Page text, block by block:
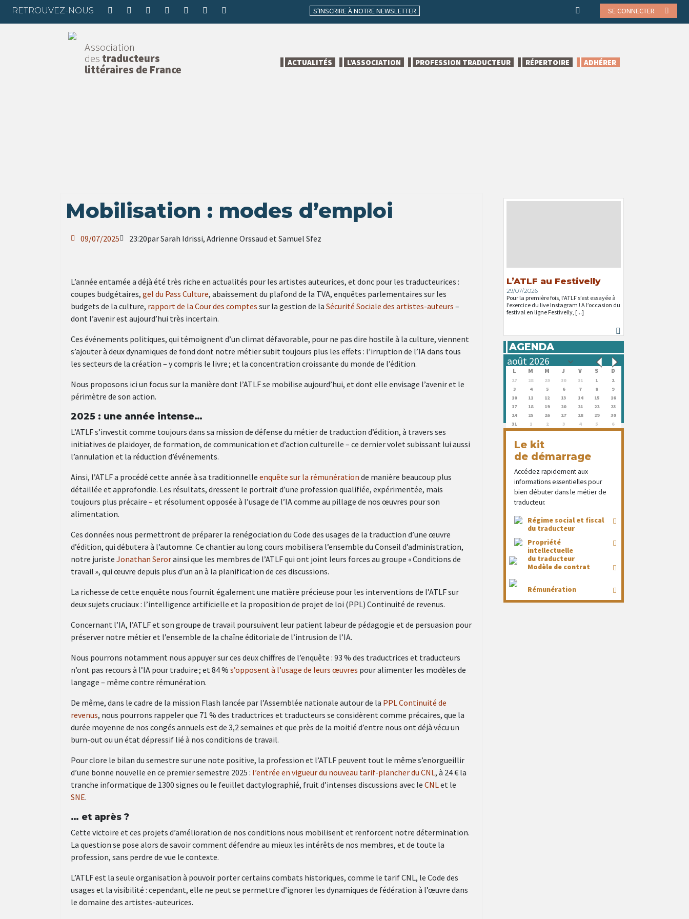
RETROUVEZ-NOUS S'INSCRIRE À NOTRE NEWSLETTER SE CONNECTER
Association
des traducteurs
littéraires de France
ACTUALITÉS L’ASSOCIATION PROFESSION TRADUCTEUR RÉPERTOIRE ADHÉRER
Mobilisation : modes d’emploi
09/07/2025 23:20par Sarah Idrissi, Adrienne Orssaud et Samuel Sfez
L’année entamée a déjà été très riche en actualités pour les artistes auteurices, et donc pour les traducteurices :
coupes budgétaires, gel du Pass Culture, abaissement du plafond de la TVA, enquêtes parlementaires sur les
budgets de la culture, rapport de la Cour des comptes sur la gestion de la Sécurité Sociale des artistes-auteurs –
dont l’avenir est aujourd’hui très incertain.
Ces événements politiques, qui témoignent d’un climat défavorable, pour ne pas dire hostile à la culture, viennent
s’ajouter à deux dynamiques de fond dont notre métier subit toujours plus les effets : l’irruption de l’IA dans tous
les secteurs de la création – y compris le livre ; et la concentration croissante du monde de l’édition.
Nous proposons ici un focus sur la manière dont l’ATLF se mobilise aujourd’hui, et dont elle envisage l’avenir et le
périmètre de son action.
2025 : une année intense…
L’ATLF s’investit comme toujours dans sa mission de défense du métier de traduction d’édition, à travers ses
initiatives de plaidoyer, de formation, de communication et d’action culturelle – ce dernier volet subissant lui aussi
l’annulation et la réduction d’événements.
Ainsi, l’ATLF a procédé cette année à sa traditionnelle enquête sur la rémunération de manière beaucoup plus
détaillée et approfondie. Les résultats, dressent le portrait d’une profession qualifiée, expérimentée, mais
toujours plus précaire – et résolument opposée à l’usage de l’IA comme au pillage de nos œuvres pour son
alimentation.
Ces données nous permettront de préparer la renégociation du Code des usages de la traduction d’une œuvre
d’édition, qui débutera à l’automne. Ce chantier au long cours mobilisera l’ensemble du Conseil d’administration,
notre juriste Jonathan Serorainsi que les membres de l’ATLF qui ont joint leurs forces au groupe « Conditions de
travail », qui œuvre depuis plus d’un an à la planification de ces discussions.
La richesse de cette enquête nous fournit également une matière précieuse pour les interventions de l’ATLF sur
deux sujets cruciaux : l’intelligence artificielle et la proposition de projet de loi (PPL) Continuité de revenus.
Concernant l’IA, l’ATLF et son groupe de travail poursuivent leur patient labeur de pédagogie et de persuasion pour
préserver notre métier et l’ensemble de la chaîne éditoriale de l’intrusion de l’IA.
Nous pourrons notamment nous appuyer sur ces deux chiffres de l’enquête : 93 % des traductrices et traducteurs
n’ont pas recours à l’IA pour traduire ; et 84 % s’opposent à l’usage de leurs œuvres pour alimenter les modèles de
langage – même contre rémunération.
De même, dans le cadre de la mission Flash lancée par l’Assemblée nationale autour de la PPL Continuité de
revenus, nous pourrons rappeler que 71 % des traductrices et traducteurs se considèrent comme précaires, que la
durée moyenne de nos congés annuels est de 3,2 semaines et que près de la moitié d’entre nous ont déjà vécu un
burn-out ou un état dépressif lié à nos conditions de travail.
Pour clore le bilan du semestre sur une note positive, la profession et l’ATLF peuvent tout le même s’enorgueillir
d’une bonne nouvelle en ce premier semestre 2025 : l’entrée en vigueur du nouveau tarif-plancher du CNL, à 24 € la
tranche informatique de 1300 signes ou le feuillet dactylographié, fruit d’intenses discussions avec le CNLet le
SNE.
… et après ?
Cette victoire et ces projets d’amélioration de nos conditions nous mobilisent et renforcent notre détermination.
La question se pose alors de savoir comment défendre au mieux les intérêts de nos membres, et de toute la
profession, sans perdre de vue le contexte.
L’ATLF est la seule organisation à pouvoir porter certains combats historiques, comme le tarif CNL, le Code des
usages et la visibilité : cependant, elle ne peut se permettre d’ignorer les dynamiques de fédération à l’œuvre dans
le domaine des artistes-auteurices.
L’ATLF au Festivelly
29/07/2026
Pour la première fois, l’ATLF s’est essayée à
l’exercice du live Instagram ! A l’occasion du
festival en ligne Festivelly, [...]
AGENDA
L M M J V S D
27 28 29 30 31 1
2
3
4 5 6 7 8
9
10
11 12 13 14 15
16
17
18 19 20 21 22
23
24
25 26 27 28 29
30
31
1 2 3 4 5 6
Le kit
de démarrage
Accédez rapidement aux
informations essentielles pour
bien débuter dans le métier de
traducteur.
Régime social et fiscal
du traducteur
Propriété
intellectuelle
du traducteur
Modèle de contrat
Rémunération